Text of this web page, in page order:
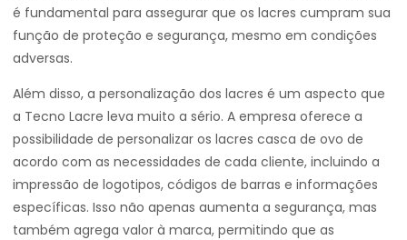
é fundamental para assegurar que os lacres cumpram sua
função de proteção e segurança, mesmo em condições
adversas.
Além disso, a personalização dos lacres é um aspecto que
a Tecno Lacre leva muito a sério. A empresa oferece a
possibilidade de personalizar os lacres casca de ovo de
acordo com as necessidades de cada cliente, incluindo a
impressão de logotipos, códigos de barras e informações
específicas. Isso não apenas aumenta a segurança, mas
também agrega valor à marca, permitindo que as